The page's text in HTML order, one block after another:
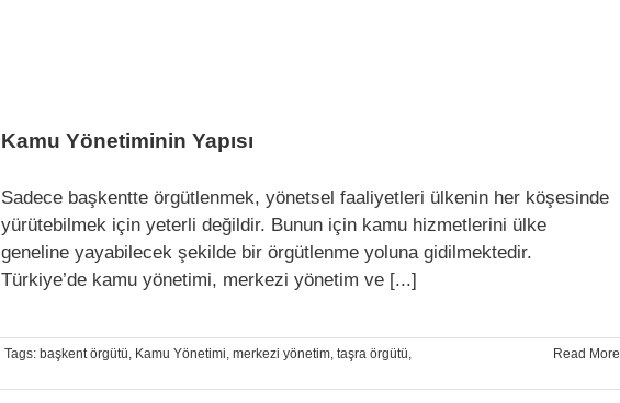
Kamu Yönetiminin Yapısı
Sadece başkentte örgütlenmek, yönetsel faaliyetleri ülkenin her köşesinde
yürütebilmek için yeterli değildir. Bunun için kamu hizmetlerini ülke
geneline yayabilecek şekilde bir örgütlenme yoluna gidilmektedir.
Türkiye’de kamu yönetimi, merkezi yönetim ve [...]
Tags: başkent örgütü, Kamu Yönetimi, merkezi yönetim, taşra örgütü,
Read More